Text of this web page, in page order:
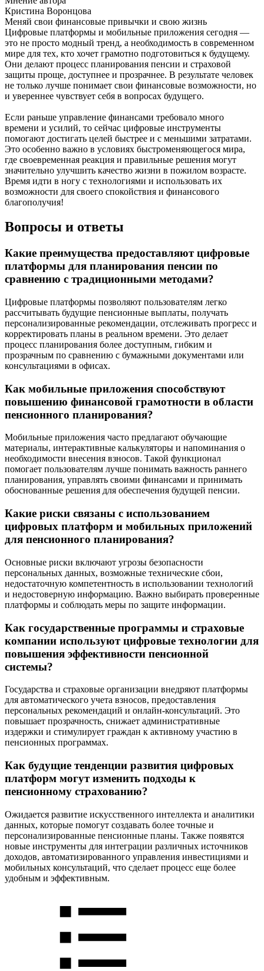
Кристина Воронцова
Меняй свои финансовые привычки и свою жизнь
Цифровые платформы и мобильные приложения сегодня —
это не просто модный тренд, а необходимость в современном
мире для тех, кто хочет грамотно подготовиться к будущему.
Они делают процесс планирования пенсии и страховой
защиты проще, доступнее и прозрачнее. В результате человек
не только лучше понимает свои финансовые возможности, но
и увереннее чувствует себя в вопросах будущего.
Если раньше управление финансами требовало много
времени и усилий, то сейчас цифровые инструменты
помогают достигать целей быстрее и с меньшими затратами.
Это особенно важно в условиях быстроменяющегося мира,
где своевременная реакция и правильные решения могут
значительно улучшить качество жизни в пожилом возрасте.
Время идти в ногу с технологиями и использовать их
возможности для своего спокойствия и финансового
благополучия!
Вопросы и ответы
Какие преимущества предоставляют цифровые
платформы для планирования пенсии по
сравнению с традиционными методами?
Цифровые платформы позволяют пользователям легко
рассчитывать будущие пенсионные выплаты, получать
персонализированные рекомендации, отслеживать прогресс и
корректировать планы в реальном времени. Это делает
процесс планирования более доступным, гибким и
прозрачным по сравнению с бумажными документами или
консультациями в офисах.
Как мобильные приложения способствуют
повышению финансовой грамотности в области
пенсионного планирования?
Мобильные приложения часто предлагают обучающие
материалы, интерактивные калькуляторы и напоминания о
необходимости внесения взносов. Такой функционал
помогает пользователям лучше понимать важность раннего
планирования, управлять своими финансами и принимать
обоснованные решения для обеспечения будущей пенсии.
Какие риски связаны с использованием
цифровых платформ и мобильных приложений
для пенсионного планирования?
Основные риски включают угрозы безопасности
персональных данных, возможные технические сбои,
недостаточную компетентность в использовании технологий
и недостоверную информацию. Важно выбирать проверенные
платформы и соблюдать меры по защите информации.
Как государственные программы и страховые
компании используют цифровые технологии для
повышения эффективности пенсионной
системы?
Государства и страховые организации внедряют платформы
для автоматического учета взносов, предоставления
персональных рекомендаций и онлайн-консультаций. Это
повышает прозрачность, снижает административные
издержки и стимулирует граждан к активному участию в
пенсионных программах.
Как будущие тенденции развития цифровых
платформ могут изменить подходы к
пенсионному страхованию?
Ожидается развитие искусственного интеллекта и аналитики
данных, которые помогут создавать более точные и
персонализированные пенсионные планы. Также появятся
новые инструменты для интеграции различных источников
доходов, автоматизированного управления инвестициями и
мобильных консультаций, что сделает процесс еще более
удобным и эффективным.